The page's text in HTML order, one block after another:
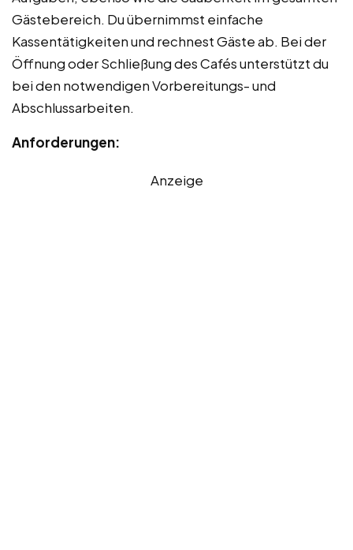
Gästebereich. Du übernimmst einfache
Kassentätigkeiten und rechnest Gäste ab. Bei der
Öffnung oder Schließung des Cafés unterstützt du
bei den notwendigen Vorbereitungs- und
Abschlussarbeiten.
Anforderungen:
Anzeige